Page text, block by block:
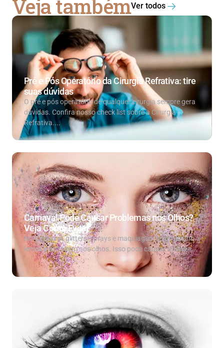
Veja tambémVer todos
Pré e Pós Operatório da Cirurgia Refrativa: tire
suas dúvidas
O pré e pós operatório de qualquer cirurgia sempre gera
dúvidas. Confira nosso check list sobre a Cirurgia
Refrativa....
Carnaval Pode Causar Problemas nos Olhos?
Veja Como Evitar
No Carnaval, glitters, sprays e maquiagem se misturam a
lentes e até caem nos olhos. Isso pode causar lesões e...